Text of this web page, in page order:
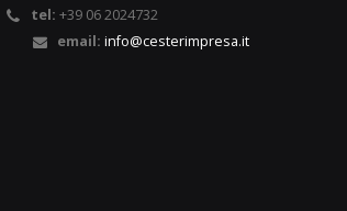
tel: +39 06 2024732
email: info@cesterimpresa.it